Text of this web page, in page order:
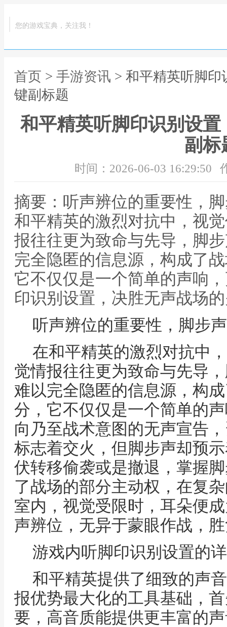
您的游戏宝典，关注我！
首页 > 手游资讯 > 和平精英听脚
键副标题
和平精英听脚印识别设
副标
时间：2026-06-03 16:29:50
摘要：听声辨位的重要性，
和平精英的激烈对抗中，视
报往往更为致命与先导，脚
完全隐匿的信息源，构成了
它不仅仅是一个简单的声响
印识别设置，决胜无声战场
听声辨位的重要性，脚步
在和平精英的激烈对抗中
觉情报往往更为致命与先导
难以完全隐匿的信息源，构
分，它不仅仅是一个简单的
向乃至战术意图的无声宣告
标志着交火，但脚步声却预
伏转移偷袭或是撤退，掌握
了战场的部分主动权，在复
室内，视觉受限时，耳朵便
声辨位，无异于蒙眼作战，
游戏内听脚印识别设置的
和平精英提供了细致的声
报优势最大化的工具基础，
要，高音质能提供更丰富的